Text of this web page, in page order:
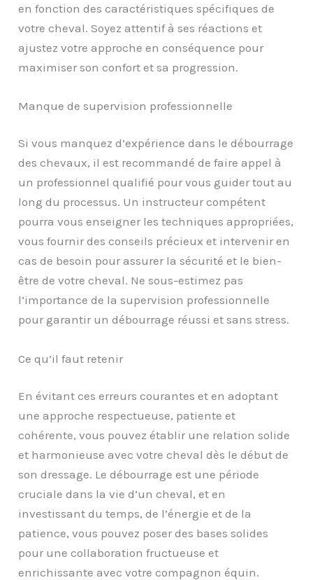
en fonction des caractéristiques spécifiques de
votre cheval. Soyez attentif à ses réactions et
ajustez votre approche en conséquence pour
maximiser son confort et sa progression.
Manque de supervision professionnelle
Si vous manquez d’expérience dans le débourrage
des chevaux, il est recommandé de faire appel à
un professionnel qualifié pour vous guider tout au
long du processus. Un instructeur compétent
pourra vous enseigner les techniques appropriées,
vous fournir des conseils précieux et intervenir en
cas de besoin pour assurer la sécurité et le bien-
être de votre cheval. Ne sous-estimez pas
l’importance de la supervision professionnelle
pour garantir un débourrage réussi et sans stress.
Ce qu’il faut retenir
En évitant ces erreurs courantes et en adoptant
une approche respectueuse, patiente et
cohérente, vous pouvez établir une relation solide
et harmonieuse avec votre cheval dès le début de
son dressage. Le débourrage est une période
cruciale dans la vie d’un cheval, et en
investissant du temps, de l’énergie et de la
patience, vous pouvez poser des bases solides
pour une collaboration fructueuse et
enrichissante avec votre compagnon équin.